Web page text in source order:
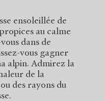
ensoleillée de
au calme
dans de
vous gagner
alpin. Admirez la
de la
des rayons du